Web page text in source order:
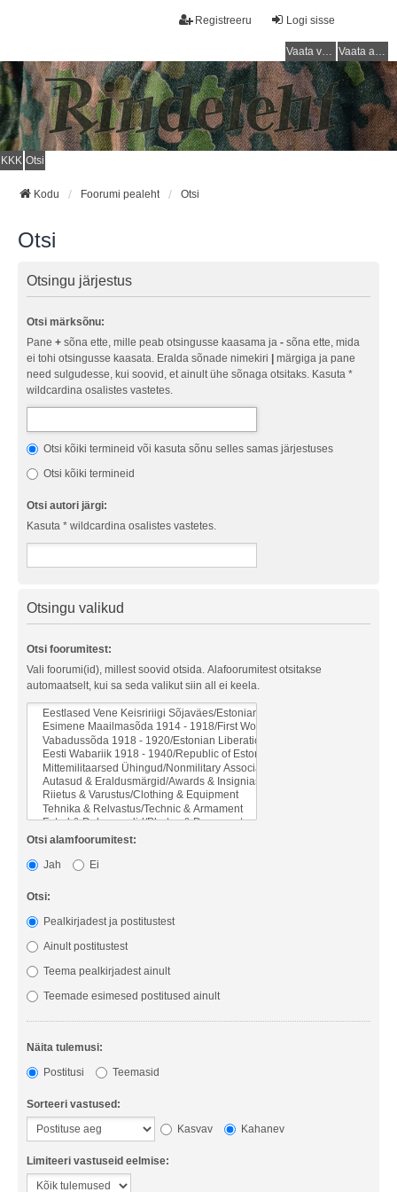
Logi sisse
Registreeru
Vaata vastamata teemasi Vaata aktiivseid teemasid
KKK Otsi
Kodu Foorumi pealeht Otsi
Otsi
Otsingu järjestus
Otsi märksõnu:
Pane + sõna ette, mille peab otsingusse kaasama ja - sõna ette, mida
ei tohi otsingusse kaasata. Eralda sõnade nimekiri
märgiga ja pane
need sulgudesse, kui soovid, et ainult ühe sõnaga otsitaks. Kasuta *
wildcardina osalistes vastetes.
Otsi kõiki termineid või kasuta sõnu selles samas järjestuses
Otsi kõiki termineid
Otsi autori järgi:
Kasuta * wildcardina osalistes vastetes.
Otsingu valikud
Otsi foorumitest:
Vali foorumi(id), millest soovid otsida. Alafoorumitest otsitakse
automaatselt, kui sa seda valikut siin all ei keela.
Otsi alamfoorumitest:
Jah
Ei
Otsi:
Pealkirjadest ja postitustest
Ainult postitustest
Teema pealkirjadest ainult
Teemade esimesed postitused ainult
Näita tulemusi:
Postitusi
Teemasid
Sorteeri vastused:
Kasvav
Kahanev
Limiteeri vastuseid eelmise: